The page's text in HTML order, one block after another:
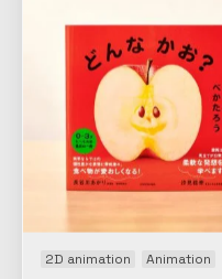
た2種類の演出があり、映
射と屈折を繰り返す。ま
景のように、周囲の環境
え方は変化を続ける。 本来、映像作品は高解像度であった
り、時間軸の中で始まり
とされる傾向がある。し
時間軸を持っているので
れた。揺れる水面や川底
風景が反射して写る像が
るように見え、抽象風景
るような不思議な感覚に
2D animation Animation